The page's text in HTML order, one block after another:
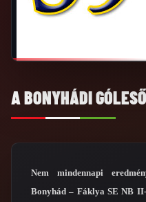
A BONYHÁDI
Nem mindennapi
Bonyhád – Fáklya SE NB